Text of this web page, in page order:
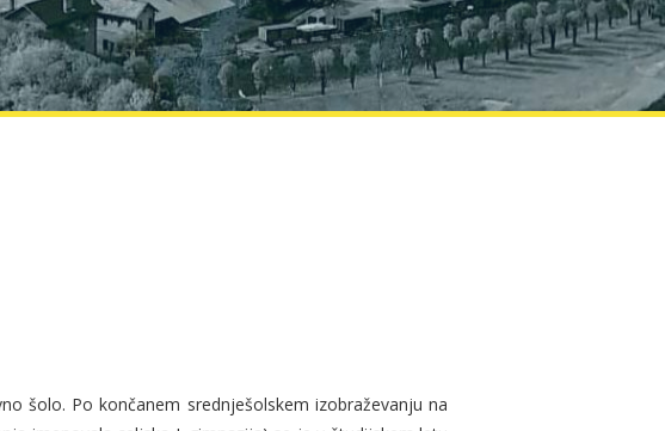
šolo. Po končanem srednješolskem izobraževanju na